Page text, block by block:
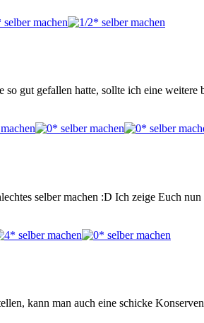
gut gefallen hatte, sollte ich eine weitere
selber machen :D Ich zeige Euch nun
kann man auch eine schicke